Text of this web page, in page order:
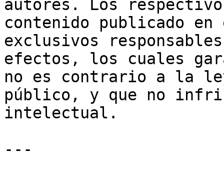
autores. Los
contenido publicado
exclusivos
efectos, los cuales
no es contrario a la
público, y que no
intelectual.
---